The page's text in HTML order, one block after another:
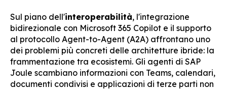
Sul piano dell'interoperabilità, l'integrazione
bidirezionale con Microsoft 365 Copilot e il supporto
al protocollo Agent-to-Agent (A2A) affrontano uno
dei problemi più concreti delle architetture ibride: la
frammentazione tra ecosistemi. Gli agenti di SAP
Joule scambiano informazioni con Teams, calendari,
documenti condivisi e applicazioni di terze parti non